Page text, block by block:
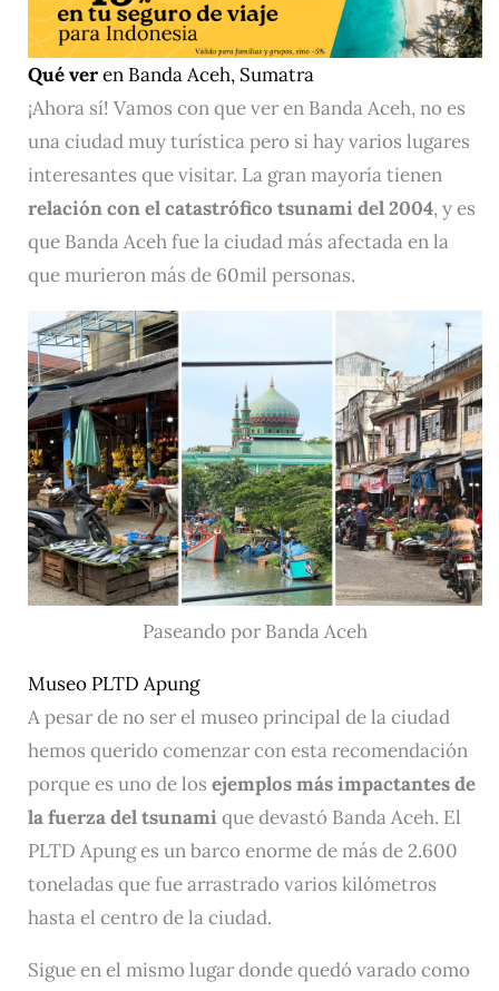
Qué veren Banda Aceh, Sumatra
¡Ahora sí! Vamos con que ver en Banda Aceh, no es
una ciudad muy turística pero si hay varios lugares
interesantes que visitar. La gran mayoría tienen
relación con el catastrófico tsunami del 2004, y es
que Banda Aceh fue la ciudad más afectada en la
que murieron más de 60mil personas.
Paseando por Banda Aceh
Museo PLTD Apung
A pesar de no ser el museo principal de la ciudad
hemos querido comenzar con esta recomendación
porque es uno de los ejemplos más impactantes de
la fuerza del tsunami que devastó Banda Aceh. El
PLTD Apung es un barco enorme de más de 2.600
toneladas que fue arrastrado varios kilómetros
hasta el centro de la ciudad.
Sigue en el mismo lugar donde quedó varado como